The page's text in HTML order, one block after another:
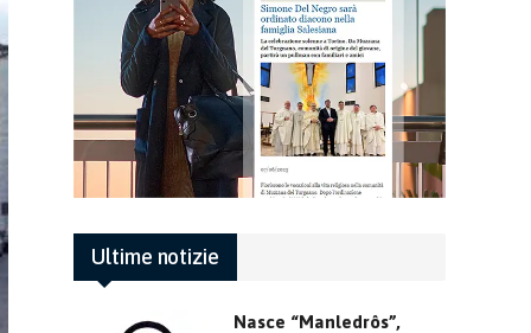
Ultime notizie
Nasce “Manledrôs”,